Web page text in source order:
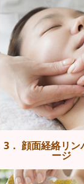
3． 顔面経絡リン
ージ